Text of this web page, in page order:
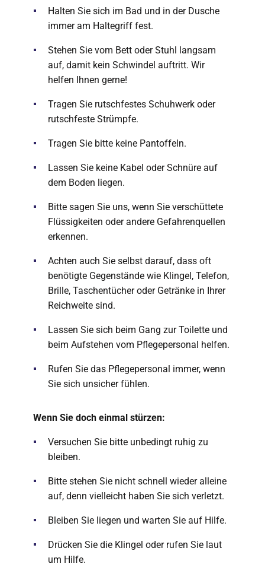
Halten Sie sich im Bad und in der Dusche
immer am Haltegriff fest.
Stehen Sie vom Bett oder Stuhl langsam
auf, damit kein Schwindel auftritt. Wir
helfen Ihnen gerne!
Tragen Sie rutschfestes Schuhwerk oder
rutschfeste Strümpfe.
Tragen Sie bitte keine Pantoffeln.
Lassen Sie keine Kabel oder Schnüre auf
dem Boden liegen.
Bitte sagen Sie uns, wenn Sie verschüttete
Flüssigkeiten oder andere Gefahrenquellen
erkennen.
Achten auch Sie selbst darauf, dass oft
benötigte Gegenstände wie Klingel, Telefon,
Brille, Taschentücher oder Getränke in Ihrer
Reichweite sind.
Lassen Sie sich beim Gang zur Toilette und
beim Aufstehen vom Pflegepersonal helfen.
Rufen Sie das Pflegepersonal immer, wenn
Sie sich unsicher fühlen.
Wenn Sie doch einmal stürzen:
Versuchen Sie bitte unbedingt ruhig zu
bleiben.
Bitte stehen Sie nicht schnell wieder alleine
auf, denn vielleicht haben Sie sich verletzt.
Bleiben Sie liegen und warten Sie auf Hilfe.
Drücken Sie die Klingel oder rufen Sie laut
um Hilfe.